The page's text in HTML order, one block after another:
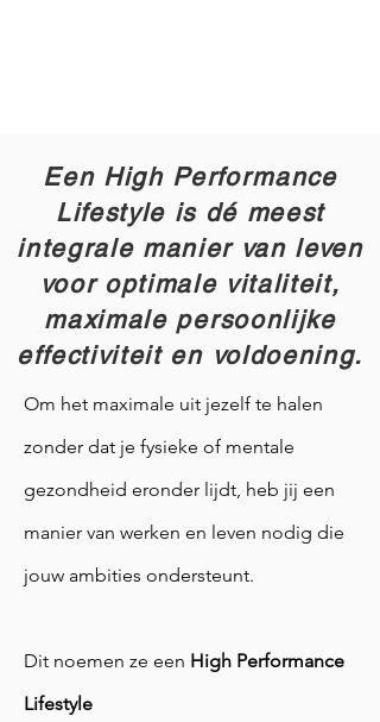
Een High Performance
Lifestyle is dé meest
integrale manier van leven
voor optimale vitaliteit,
maximale persoonlijke
effectiviteit en voldoening.
Om het maximale uit jezelf te halen
zonder dat je fysieke of mentale
gezondheid eronder lijdt, heb jij een
manier van werken en leven nodig die
jouw ambities ondersteunt.
Dit noemen ze een High Performance
Lifestyle